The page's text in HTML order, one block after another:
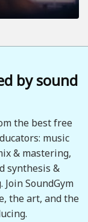
by sound
the best free
music
& mastering,
synthesis &
SoundGym
the art, and the